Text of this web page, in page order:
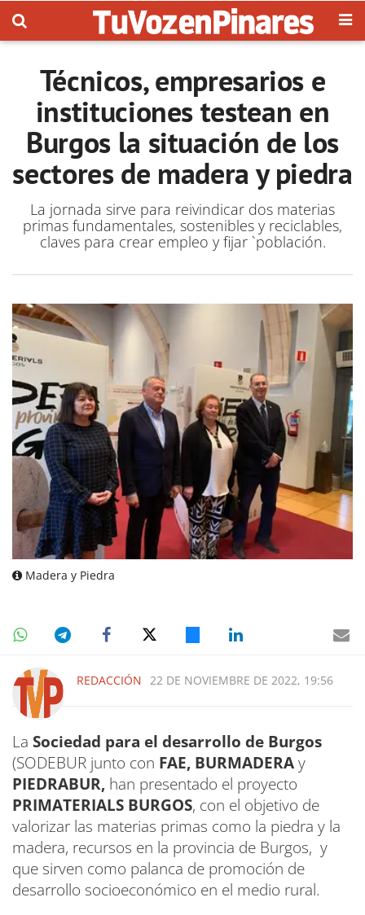
Técnicos, empresarios e
instituciones testean en
Burgos la situación de los
sectores de madera y piedra
La jornada sirve para reivindicar dos materias
primas fundamentales, sostenibles y reciclables,
claves para crear empleo y fijar `población.
Madera y Piedra
REDACCIÓN 22 DE NOVIEMBRE DE 2022, 19:56
La Sociedad para el desarrollo de Burgos
(SODEBUR junto con FAE, BURMADERAy
PIEDRABUR, han presentado el proyecto
PRIMATERIALS BURGOS, con el objetivo de
valorizar las materias primas como la piedra y la
madera, recursos en la provincia de Burgos, y
que sirven como palanca de promoción de
desarrollo socioeconómico en el medio rural.